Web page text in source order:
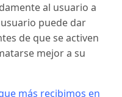
al usuario a
usuario puede dar
de que se activen
mejor a su
más recibimos en